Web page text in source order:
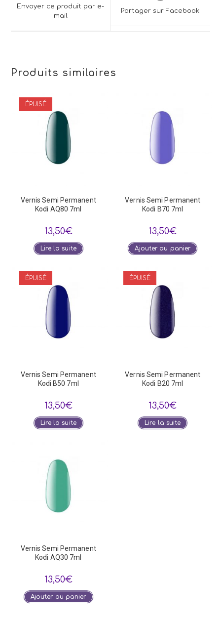
new
Envoyer ce produit par e-
mail
Partager sur Facebook
Produits similaires
ÉPUISÉ
Vernis Semi Permanent
Kodi AQ80 7ml
13,50€
Lire la suite
Vernis Semi Permanent
Kodi B70 7ml
13,50€
Ajouter au panier
ÉPUISÉ
Vernis Semi Permanent
Kodi B50 7ml
13,50€
Lire la suite
ÉPUISÉ
Vernis Semi Permanent
Kodi B20 7ml
13,50€
Lire la suite
Vernis Semi Permanent
Kodi AQ30 7ml
13,50€
Ajouter au panier